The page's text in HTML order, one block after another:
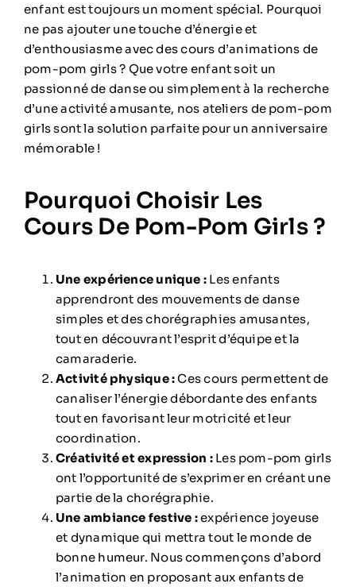
enfant est toujours un moment spécial. Pourquoi
ne pas ajouter une touche d’énergie et
d’enthousiasme avec des cours d’animations de
pom-pom girls ? Que votre enfant soit un
passionné de danse ou simplement à la recherche
d’une activité amusante, nos ateliers de pom-pom
girls sont la solution parfaite pour un anniversaire
mémorable !
Pourquoi Choisir Les
Cours De Pom-Pom Girls ?
Une expérience unique : Les enfants
apprendront des mouvements de danse
simples et des chorégraphies amusantes,
tout en découvrant l’esprit d’équipe et la
camaraderie.
Activité physique :Ces cours permettent de
canaliser l’énergie débordante des enfants
tout en favorisant leur motricité et leur
coordination.
Créativité et expression :Les pom-pom girls
ont l’opportunité de s’exprimer en créant une
partie de la chorégraphie.
Une ambiance festive :expérience joyeuse
et dynamique qui mettra tout le monde de
bonne humeur. Nous commençons d’abord
l’animation en proposant aux enfants de